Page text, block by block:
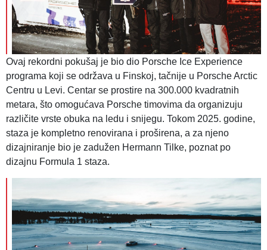
Ovaj rekordni pokušaj je bio dio Porsche Ice Experience
programa koji se održava u Finskoj, tačnije u Porsche Arctic
Centru u Levi. Centar se prostire na 300.000 kvadratnih
metara, što omogućava Porsche timovima da organizuju
različite vrste obuka na ledu i snijegu. Tokom 2025. godine,
staza je kompletno renovirana i proširena, a za njeno
dizajniranje bio je zadužen Hermann Tilke, poznat po
dizajnu Formula 1 staza.